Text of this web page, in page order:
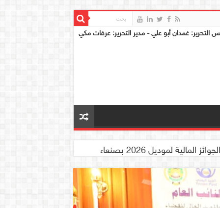
التحرير: غمدان أبو علي - مدير التحرير: عرفات مكي